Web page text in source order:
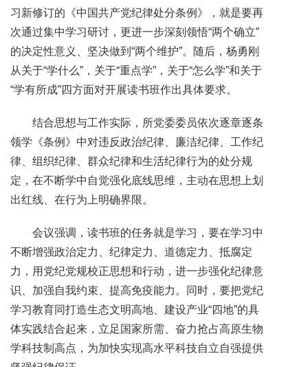
习新修订的《中国共产党纪律处分条例》，就是要再
次通过集中学习研讨，更进一步深刻领悟“两个确立”
的决定性意义、坚决做到“两个维护”。随后，杨勇刚
从关于“学什么”，关于“重点学”，关于“怎么学”和关于
“学有所成”四方面对开展读书班作出具体要求。
结合思想与工作实际，所党委委员依次逐章逐条
领学《条例》中对违反政治纪律、廉洁纪律、工作纪
律、组织纪律、群众纪律和生活纪律行为的处分规
定，在不断学中自觉强化底线思维，主动在思想上划
出红线、在行为上明确界限。
会议强调，读书班的任务就是学习，要在学习中
不断增强政治定力、纪律定力、道德定力、抵腐定
力，用党纪党规校正思想和行动，进一步强化纪律意
识、加强自我约束、提高免疫能力。同时，要把党纪
学习教育同打造生态文明高地、建设产业“四地”的具
体实践结合起来，立足国家所需、奋力抢占高原生物
学科技制高点，为加快实现高水平科技自立自强提供